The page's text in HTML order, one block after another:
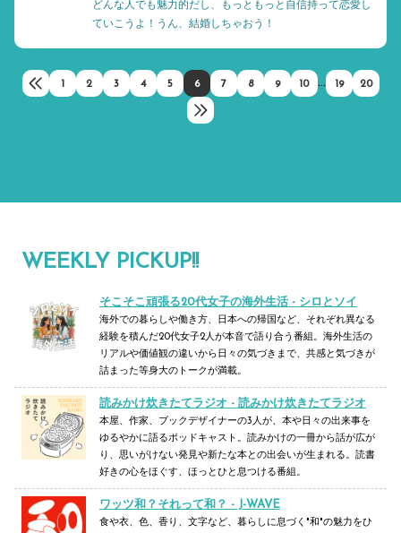
どんな人でも魅力的だし、もっともっと自信持って恋愛し
ていこうよ！うん、結婚しちゃおう！
1 2 3 4 5 6 7 8 9 10 ... 19 20
WEEKLY PICKUP!!
そこそこ頑張る20代女子の海外生活 - シロとソイ
海外での暮らしや働き方、日本への帰国など、それぞれ異なる
経験を積んだ20代女子2人が本音で語り合う番組。海外生活の
リアルや価値観の違いから日々の気づきまで、共感と気づきが
詰まった等身大のトークが満載。
読みかけ炊きたてラジオ - 読みかけ炊きたてラジオ
本屋、作家、ブックデザイナーの3人が、本や日々の出来事を
ゆるやかに語るポッドキャスト。読みかけの一冊から話が広が
り、思いがけない発見や新たな本との出会いが生まれる。読書
好きの心をほぐす、ほっとひと息つける番組。
ワッツ和？それって和？ - J-WAVE
食や衣、色、香り、文字など、暮らしに息づく"和"の魅力をひ